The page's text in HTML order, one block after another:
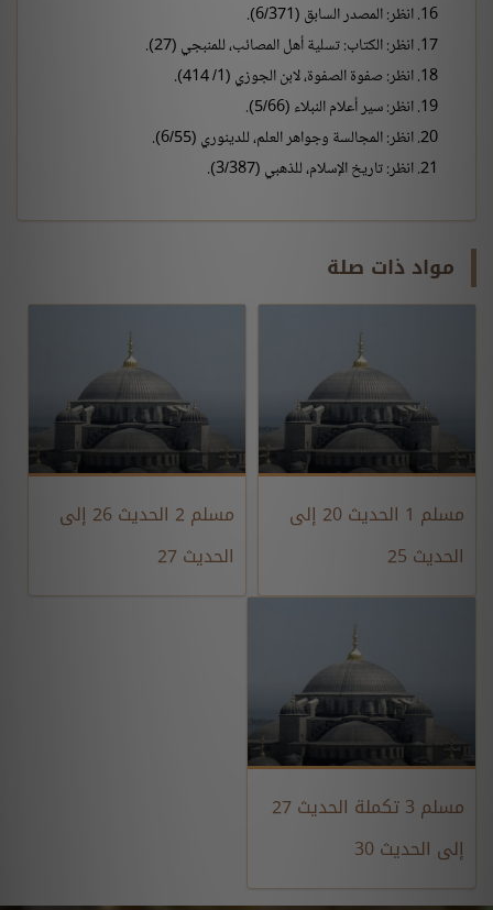
انظر: المصدر السابق (6/371).
انظر: الكتاب: تسلية أهل المصائب، للمنبجي (27).
انظر: صفوة الصفوة، لابن الجوزي (1/ 414).
انظر: سير أعلام النبلاء (5/66).
انظر: المجالسة وجواهر العلم، للدينوري (6/55).
انظر: تاريخ الإسلام، للذهبي (3/387).
مواد ذات صلة
مسلم 1 الحديث 20 إلى
الحديث 25
مسلم 2 الحديث 26 إلى
الحديث 27
مسلم 3 تكملة الحديث 27
إلى الحديث 30